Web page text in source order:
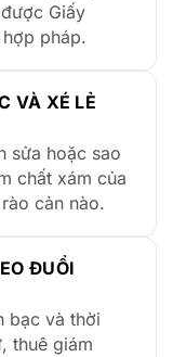
Giấy
pháp.
VÀ XÉ LẺ
sửa hoặc sao
chất xám của
cản nào.
ĐUỔI
bạc và thời
thuê giám